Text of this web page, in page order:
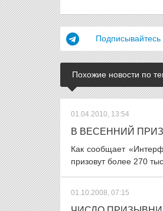
Похожие новости по
01.04.2010, 13:54
В ВЕСЕННИЙ
Как сообщает
призовут более 270
01.10.2008, 07:15